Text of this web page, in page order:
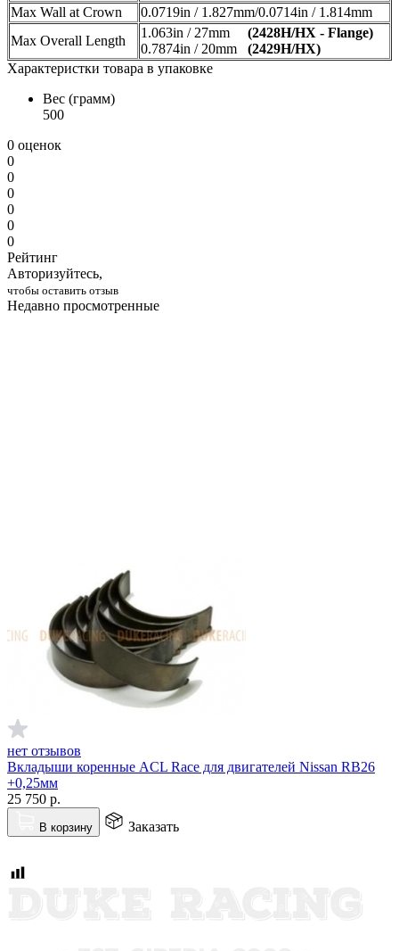
Max Wall at Crown
0.0719in / 1.827mm/0.0714in / 1.814mm
Max Overall Length
1.063in / 27mm
(2428H/HX - Flange)
0.7874in / 20mm
(2429H/HX)
Характеристки товара в упаковке
Вес (грамм)
500
0 оценок
0
0
0
0
0
0
Рейтинг
Авторизуйтесь,
чтобы оставить отзыв
Недавно просмотренные
нет отзывов
Вкладыши коренные ACL Race для двигателей Nissan RB26
+0,25мм
25 750 р.
В корзину Заказать